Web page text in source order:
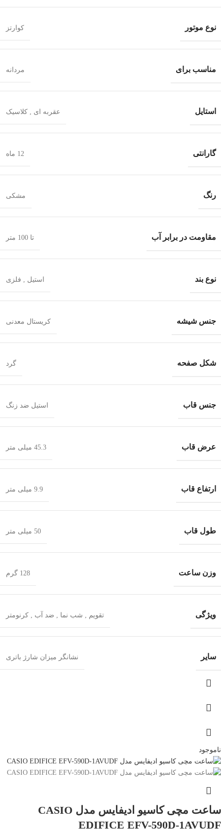
نوع موتور کوارتز
مناسب برای مردانه
استایل عقربه ای , کلاسیک
گارانتی 12 ماه
رنگ مشکی
مقاومت در برابر آب تا 100 متر
نوع بند استیل , فلزی
جنس شیشه کریستال معدنی
شکل صفحه گرد
جنس قاب استیل ضد زنگ
عرض قاب 45.3 میلی متر
ارتفاع قاب 9.9 میلی متر
طول قاب 50 میلی متر
وزن ساعت 128 گرم
ویژگی تقویم , شب‌ نما , ضد آب , کرنومتر
سایر نشانگر میزان شارژ باتری
ناموجود
ساعت مچی کاسیو ادیفایس مدل CASIO
EDIFICE EFV-590D-1AVUDF